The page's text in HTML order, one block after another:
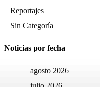
Reportajes
Sin Categoría
Noticias por fecha
agosto 2026